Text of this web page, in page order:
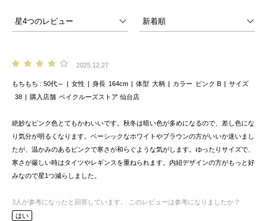
2025.12.27
もちもち 50代～ 女性 身長 164cm 体型 大柄 カラー ピンク B
サイズ
38
購入店舗 ベイクルーズストア 仙台店
絶妙なピンク色とてもかわいいです。秋冬は暗い色が多めになるので、差し色にな
り気分が明るくなります。ベーシックなホワイトやブラウンの方がいいか迷いまし
たが、温かみのあるピンクで寒さが和らぐような気がします。ゆったりサイズで、
寒さが厳しい時はタイツやレギンスを重ねられます。内紐デザインの方がもっと好
みなので星1つ減らしました。
3 人が参考になったと回答しています。
このレビューは参考になりましたか？
はい